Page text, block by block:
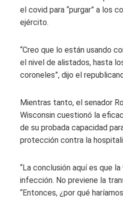
el covid para “purgar” a los
ejército.
“Creo que lo están usando
el nivel de alistados, hasta
coroneles”, dijo el
Mientras tanto, el senador
Wisconsin cuestionó la
de su probada capacidad
protección contra la
“La conclusión aquí es que
infección. No previene la
“Entonces, ¿por qué